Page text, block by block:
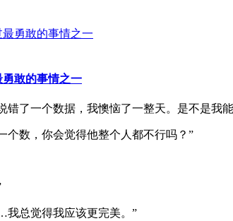
敢的事情之一
错了一个数据，我懊恼了一整天。是不是我
个数，你会觉得他整个人都不行吗？”
总觉得我应该更完美。”